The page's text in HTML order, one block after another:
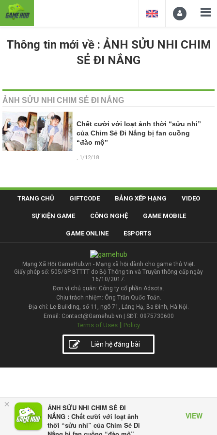
×
ẢNH SỬU NHI CHIM SẺ ĐI
NẮNG : Chết cười với loạt ảnh
thời “sửu nhi” của Chim Sẻ Đi
VIEW
Thông tin mới về : ẢNH SỬU NHI CHIM
SẺ ĐI NẮNG
ẢNH SỬU NHI CHIM SẺ ĐI NẮNG
Chết cười với loạt ảnh thời “sửu nhi”
của Chim Sẻ Đi Nắng bị fan cuồng
“đào mộ”
, 1/12/18
TRANG CHỦ GIFTCODE BẢNG XẾP HẠNG VIDEO
SỰ KIỆN GAME CÔNG NGHỆ GAME MOBILE
GAME ONLINE ESPORTS
Mạng Xã Hội GameHub.vn - Mạng xã hội dành cho game thủ Việt.
Giấy phép số: 505/GP-BTTTT do Bộ Thông tin và Truyền thông cấp ngày
16/10/2017.
Đơn vị chủ quản: Công ty cổ phần Adsota.
Chịu trách nhiệm: Ông Trần Quốc Toản.
Địa chỉ: Le Building, số 11, ngõ 71, Láng Hạ, Ba Đình, Hà Nội.
Email: Contact@Gamehub.vn | SĐT: 0975730600
Terms of Uses | Policy
Liên hệ đăng bài